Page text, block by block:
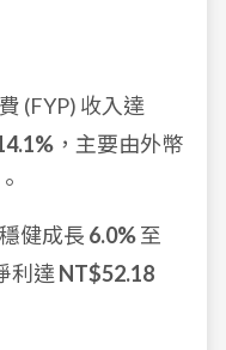
(FYP) 收入達
，主要由外幣
健成長 6.0%至
利達 NT$52.18